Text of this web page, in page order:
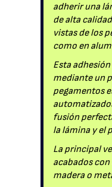
adherir una
de alta
vistas de los
como en
Esta
mediante un
pegamentos
fusión
la lámina y el
La principal
acabados
madera o